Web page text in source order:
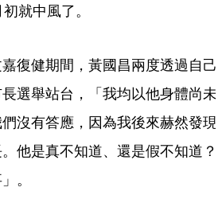
就中風了。
復健期間，黃國昌兩度透過自己
選舉站台，「我均以他身體尚未
沒有答應，因為我後來赫然發現
他是真不知道、還是假不知道？
。